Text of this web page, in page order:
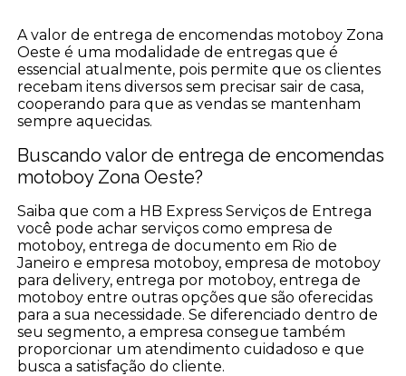
A valor de entrega de encomendas motoboy Zona
Oeste é uma modalidade de entregas que é
essencial atualmente, pois permite que os clientes
recebam itens diversos sem precisar sair de casa,
cooperando para que as vendas se mantenham
sempre aquecidas.
Buscando valor de entrega de encomendas
motoboy Zona Oeste?
Saiba que com a HB Express Serviços de Entrega
você pode achar serviços como empresa de
motoboy, entrega de documento em Rio de
Janeiro e empresa motoboy, empresa de motoboy
para delivery, entrega por motoboy, entrega de
motoboy entre outras opções que são oferecidas
para a sua necessidade. Se diferenciado dentro de
seu segmento, a empresa consegue também
proporcionar um atendimento cuidadoso e que
busca a satisfação do cliente.